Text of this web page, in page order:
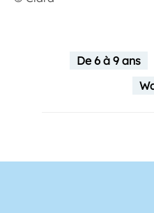
De 6 à 9 ans